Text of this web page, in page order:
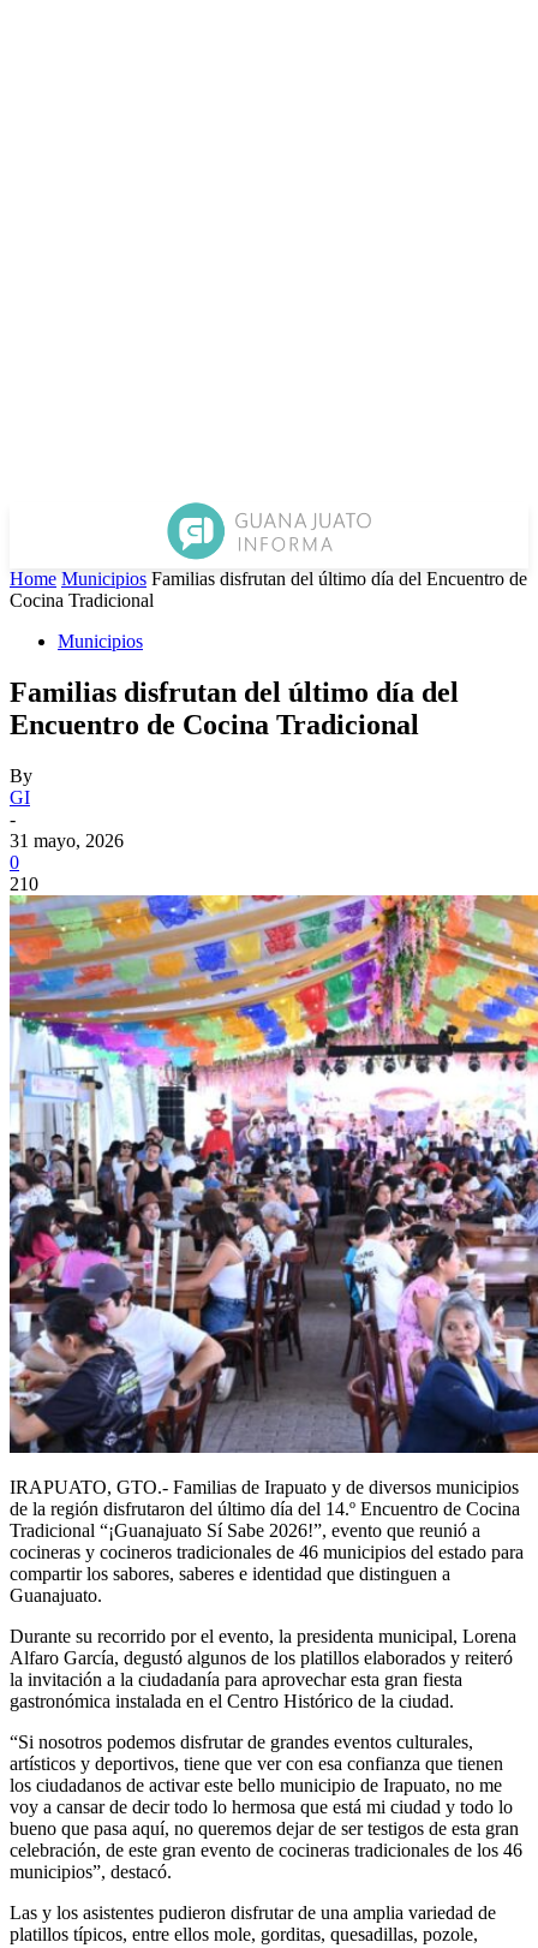
Home Municipios Familias disfrutan del último día del Encuentro de
Cocina Tradicional
Municipios
Familias disfrutan del último día del
Encuentro de Cocina Tradicional
By
GI
-
31 mayo, 2026
0
210
IRAPUATO, GTO.- Familias de Irapuato y de diversos municipios
de la región disfrutaron del último día del 14.º Encuentro de Cocina
Tradicional “¡Guanajuato Sí Sabe 2026!”, evento que reunió a
cocineras y cocineros tradicionales de 46 municipios del estado para
compartir los sabores, saberes e identidad que distinguen a
Guanajuato.
Durante su recorrido por el evento, la presidenta municipal, Lorena
Alfaro García, degustó algunos de los platillos elaborados y reiteró
la invitación a la ciudadanía para aprovechar esta gran fiesta
gastronómica instalada en el Centro Histórico de la ciudad.
“Si nosotros podemos disfrutar de grandes eventos culturales,
artísticos y deportivos, tiene que ver con esa confianza que tienen
los ciudadanos de activar este bello municipio de Irapuato, no me
voy a cansar de decir todo lo hermosa que está mi ciudad y todo lo
bueno que pasa aquí, no queremos dejar de ser testigos de esta gran
celebración, de este gran evento de cocineras tradicionales de los 46
municipios”, destacó.
Las y los asistentes pudieron disfrutar de una amplia variedad de
platillos típicos, entre ellos mole, gorditas, quesadillas, pozole,